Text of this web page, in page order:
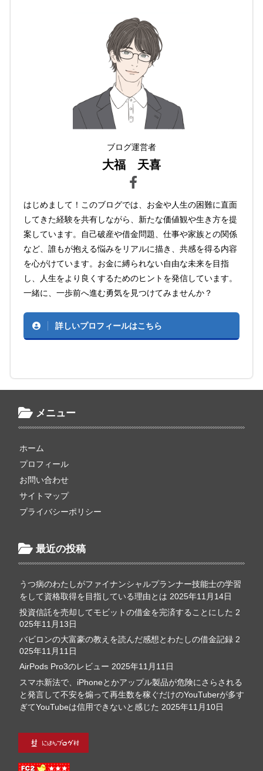
ブログ運営者
大福 天喜
はじめまして！このブログでは、お金や人生の困難に直面
してきた経験を共有しながら、新たな価値観や生き方を提
案しています。自己破産や借金問題、仕事や家族との関係
など、誰もが抱える悩みをリアルに描き、共感を得る内容
を心がけています。お金に縛られない自由な未来を目指
し、人生をより良くするためのヒントを発信しています。
一緒に、一歩前へ進む勇気を見つけてみませんか？
詳しいプロフィールはこちら
メニュー
ホーム
プロフィール
お問い合わせ
サイトマップ
プライバシーポリシー
最近の投稿
うつ病のわたしがファイナンシャルプランナー技能士の学習
をして資格取得を目指している理由とは 2025年11月14日
投資信託を売却してモビットの借金を完済することにした 2
025年11月13日
バビロンの大富豪の教えを読んだ感想とわたしの借金記録 2
025年11月11日
AirPods Pro3のレビュー 2025年11月11日
スマホ新法で、iPhoneとかアップル製品が危険にさらされる
と発言して不安を煽って再生数を稼ぐだけのYouTuberが多す
ぎてYouTubeは信用できないと感じた 2025年11月10日